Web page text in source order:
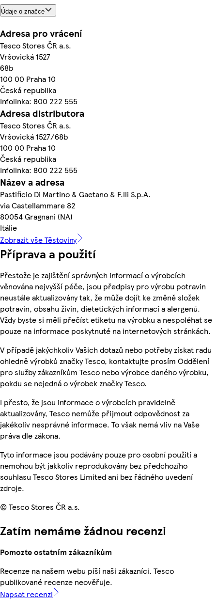
Údaje o značce
Adresa pro vrácení
Tesco Stores ČR a.s.
Vršovická 1527
68b
100 00 Praha 10
Česká republika
Infolinka: 800 222 555
Adresa distributora
Tesco Stores ČR a.s.
Vršovická 1527/68b
100 00 Praha 10
Česká republika
Infolinka: 800 222 555
Název a adresa
Pastificio Di Martino & Gaetano & F.lli S.p.A.
via Castellammare 82
80054 Gragnani (NA)
Itálie
Zobrazit vše Těstoviny
Příprava a použití
Přestože je zajištění správných informací o výrobcích
věnována nejvyšší péče, jsou předpisy pro výrobu potravin
neustále aktualizovány tak, že může dojít ke změně složek
potravin, obsahu živin, dietetických informací a alergenů.
Vždy byste si měli přečíst etiketu na výrobku a nespoléhat se
pouze na informace poskytnuté na internetových stránkách.
V případě jakýchkoliv Vašich dotazů nebo potřeby získat radu
ohledně výrobků značky Tesco, kontaktujte prosím Oddělení
pro služby zákazníkům Tesco nebo výrobce daného výrobku,
pokdu se nejedná o výrobek značky Tesco.
I přesto, že jsou informace o výrobcích pravidelně
aktualizovány, Tesco nemůže přijmout odpovědnost za
jakékoliv nesprávné informace. To však nemá vliv na Vaše
práva dle zákona.
Tyto informace jsou podávány pouze pro osobní použití a
nemohou být jakkoliv reprodukovány bez předchozího
souhlasu Tesco Stores Limited ani bez řádného uvedení
zdroje.
© Tesco Stores ČR a.s.
Zatím nemáme žádnou recenzi
Pomozte ostatním zákazníkům
Recenze na našem webu píší naši zákazníci. Tesco
publikované recenze neověřuje.
Napsat recenzi